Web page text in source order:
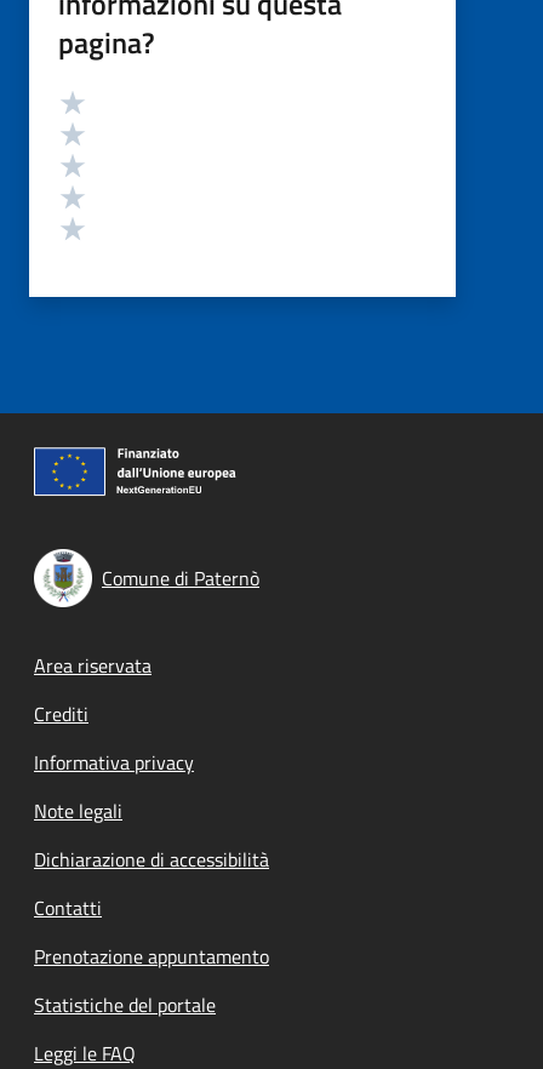
pagina?
Valutazione
Comune di Paternò
Footer menu
Area riservata
Crediti
Informativa privacy
Note legali
Dichiarazione di accessibilità
Contatti
Prenotazione appuntamento
Statistiche del portale
Leggi le FAQ